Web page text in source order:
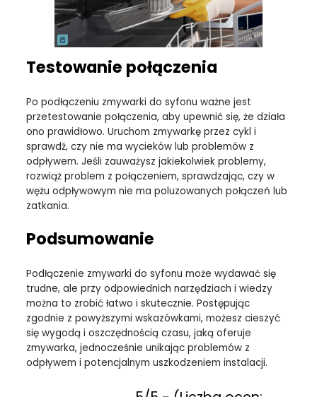
Testowanie połączenia
Po podłączeniu zmywarki do syfonu ważne jest
przetestowanie połączenia, aby upewnić się, że działa
ono prawidłowo. Uruchom zmywarkę przez cykl i
sprawdź, czy nie ma wycieków lub problemów z
odpływem. Jeśli zauważysz jakiekolwiek problemy,
rozwiąż problem z połączeniem, sprawdzając, czy w
wężu odpływowym nie ma poluzowanych połączeń lub
zatkania.
Podsumowanie
Podłączenie zmywarki do syfonu może wydawać się
trudne, ale przy odpowiednich narzędziach i wiedzy
można to zrobić łatwo i skutecznie. Postępując
zgodnie z powyższymi wskazówkami, możesz cieszyć
się wygodą i oszczędnością czasu, jaką oferuje
zmywarka, jednocześnie unikając problemów z
odpływem i potencjalnym uszkodzeniem instalacji.